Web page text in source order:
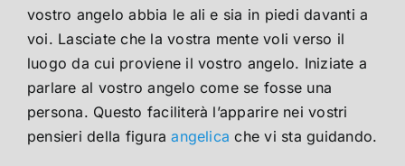
vostro angelo abbia le ali e sia in piedi davanti a
voi. Lasciate che la vostra mente voli verso il
luogo da cui proviene il vostro angelo. Iniziate a
parlare al vostro angelo come se fosse una
persona. Questo faciliterà l’apparire nei vostri
pensieri della figuraangelica che vi sta guidando.